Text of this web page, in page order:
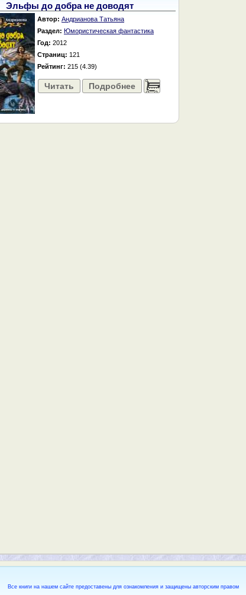
Эльфы до добра не доводят
Автор: Андрианова Татьяна
Раздел: Юмористическая фантастика
Год: 2012
Страниц: 121
Рейтинг: 215 (4.39)
Читать Подробнее ......
Все книги на нашем сайте предоставены для ознакомления и защищены авторским правом